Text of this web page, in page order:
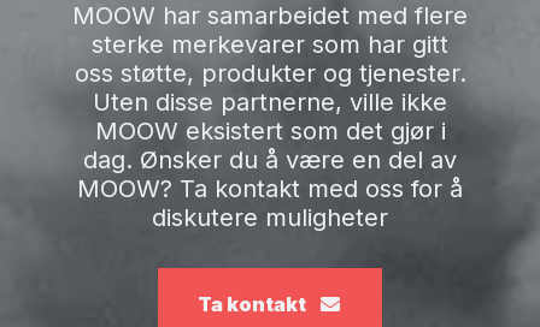
MOOW har samarbeidet med flere
sterke merkevarer som har gitt
oss støtte, produkter og tjenester.
Uten disse partnerne, ville ikke
MOOW eksistert som det gjør i
dag. Ønsker du å være en del av
MOOW? Ta kontakt med oss for å
diskutere muligheter
Ta kontakt